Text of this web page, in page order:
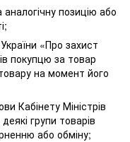
позицію або
«Про захист
покупцю за товар
на момент його
Кабінету Міністрів
групи товарів
або обміну;